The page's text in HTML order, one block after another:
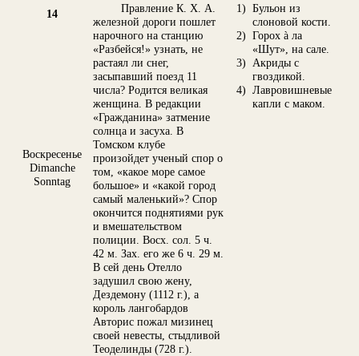
14
Правление К. X. А.
железной дороги пошлет
нарочного на станцию
«Разбейся!» узнать, не
растаял ли снег,
засыпавший поезд 11
числа? Родится великая
женщина. В редакции
«Гражданина» затмение
солнца и засуха. В
Томском клубе
произойдет ученый спор о
том, «какое море самое
большое» и «какой город
самый маленький»? Спор
окончится поднятиями рук
и вмешательством
полиции. Восх. сол. 5 ч.
42 м. Зах. его же 6 ч. 29 м.
В сей день Отелло
задушил свою жену,
Дездемону (1112 г.), а
король лангобардов
Авторис пожал мизинец
своей невесты, стыдливой
Теоделинды (728 г.).
1) Бульон из
слоновой кости.
2) Горох à ла
«Шут», на сале.
3)
Акриды с
гвоздикой.
4) Лавровишневые
капли с маком.
Воскресенье
Dimanche
Sonntag